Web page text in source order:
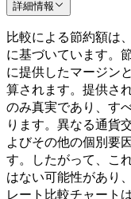
詳細情報
比較による節約額は
に基づいています。
に提供したマージン
算されます。提供さ
のみ真実であり、す
ります。異なる通貨
よびその他の個別要
す。したがって、こ
はない可能性があり
レート比較チャート